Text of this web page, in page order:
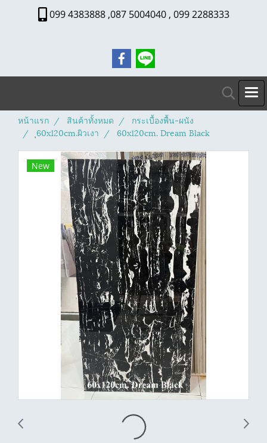
099 4383888 ,087 5004040 , 099 2288333
หน้าแรก สินค้าทั้งหมด
กระเบื้องพื้น-ผนัง
ุ60x120cm.ผิวเงา
60x120cm. Dream Black
New